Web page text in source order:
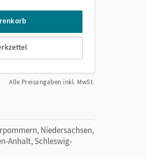
Alle Preisangaben inkl. MwSt.
Niedersachsen,
Anhalt, Schleswig-